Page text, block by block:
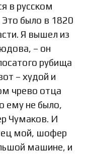
в русском
Это было в 1820
Я вышел из
– он
рубища
– худой и
чрево отца
ему не было,
Чумаков. И
мой, шофер
машине, и